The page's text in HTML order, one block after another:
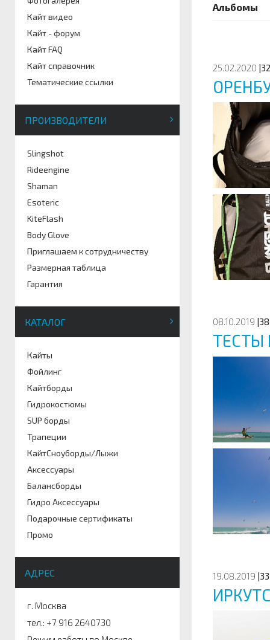
Кайт видео
Кайт - форум
Кайт FAQ
Кайт справочник
Тематические ссылки
ПРОИЗВОДИТЕЛИ
Slingshot
Rideengine
Shaman
Esoteric
KiteFlash
Body Glove
Приглашаем к сотрудничеству
Размерная таблица
Гарантия
КАТАЛОГ
Кайты
Фойлинг
Кайтборды
Гидрокостюмы
SUP борды
Трапеции
КайтСноуборды/Лыжи
Аксессуары
Балансборды
Гидро Аксессуары
Подарочные сертификаты
Промо
АДРЕС
г. Москва
тел.: +7 916 2640730
Альбомы
25.02.2020
08.10.2019
ТЕСТЫ
19.08.2019